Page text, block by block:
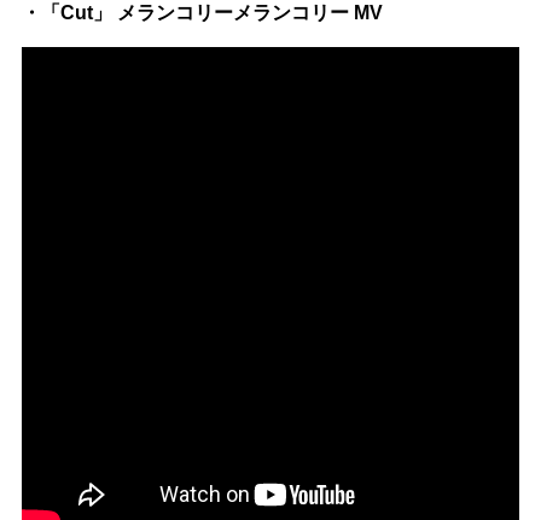
・「Cut」 メランコリーメランコリー MV